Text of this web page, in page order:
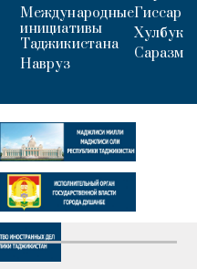
Международные
инициативы
Таджикистана
Навруз
Гиссар
Хулбук
Саразм